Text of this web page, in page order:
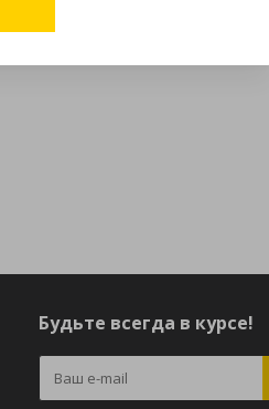
Будьте всегда в курсе!